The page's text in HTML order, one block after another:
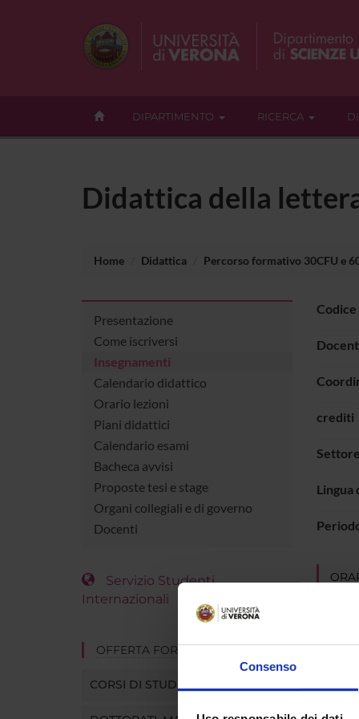
Consenso
DIPARTIMENTO RICERCA
Didattica della
Home Didattica Percorso formativo 30CFU e
Presentazione
Come iscriversi
Insegnamenti
Calendario didattico
Orario lezioni
Piani didattici
Calendario esami
Bacheca avvisi
Proposte tesi e stage
Organi collegiali e di governo
Docenti
Servizio Studenti
Internazionali
OFFERTA FORMATIVA
CORSI DI STUDIO
crediti
Lingua